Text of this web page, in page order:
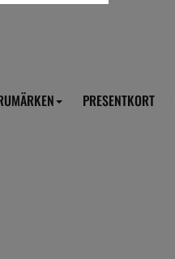
PRESENTKORT